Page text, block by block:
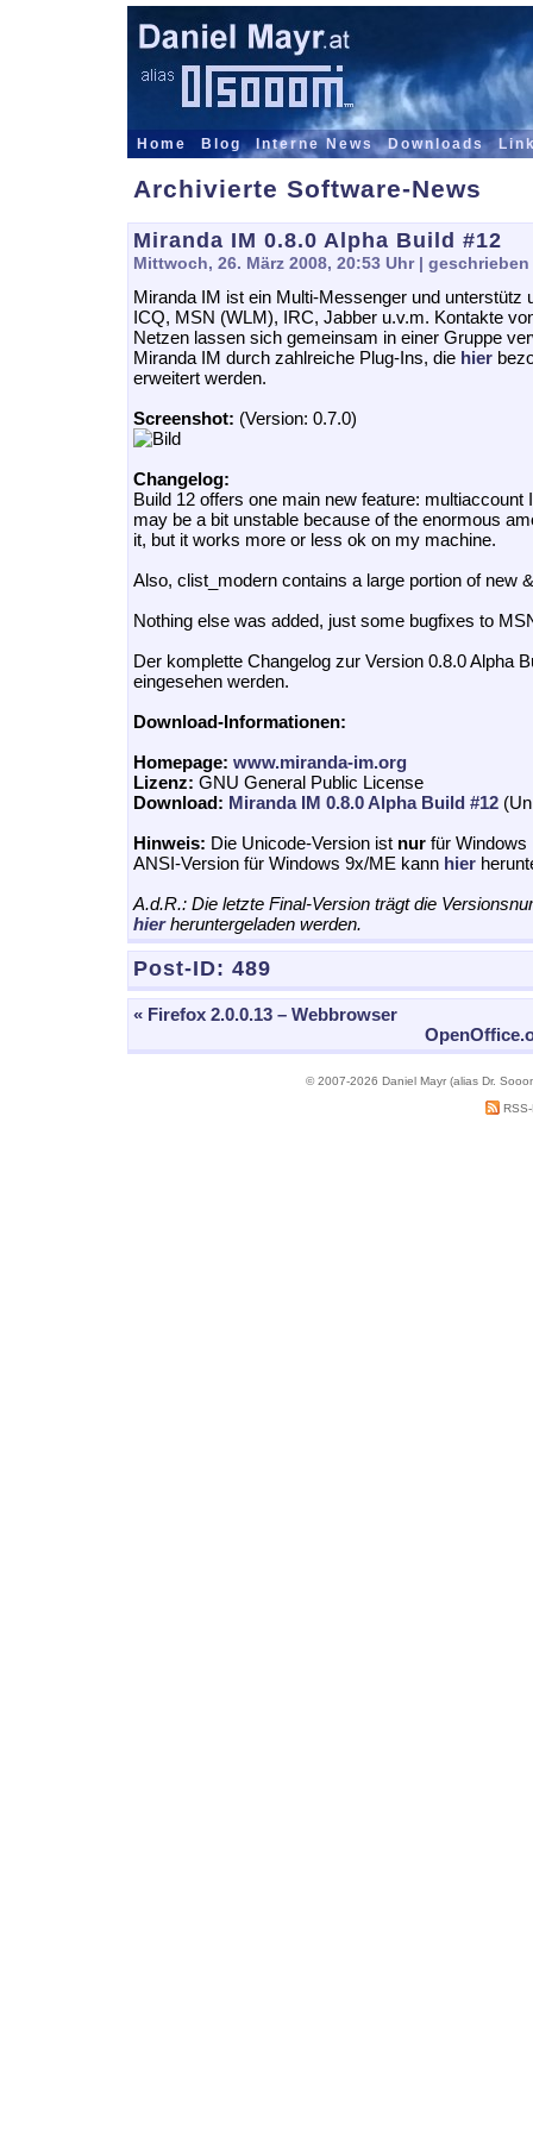
Home Blog Interne News Downloads
Archivierte Software-News
Miranda IM 0.8.0 Alpha Build #12
Mittwoch, 26. März 2008, 20:53 Uhr| geschrieben
Miranda IM ist ein Multi-Messenger und unterstütz
ICQ, MSN (WLM), IRC, Jabber u.v.m. Kontakte
Netzen lassen sich gemeinsam in einer Gruppe
Miranda IM durch zahlreiche Plug-Ins, die hier
erweitert werden.
Screenshot: (Version: 0.7.0)
Changelog:
Build 12 offers one main new feature: multiaccount
may be a bit unstable because of the enormous
it, but it works more or less ok on my machine.
Also, clist_modern contains a large portion of new
Nothing else was added, just some bugfixes to
Der komplette Changelog zur Version 0.8.0 Alpha
eingesehen werden.
Download-Informationen:
Homepage: www.miranda-im.org
Lizenz: GNU General Public License
Download: Miranda IM 0.8.0 Alpha Build #12
Hinweis: Die Unicode-Version ist nur für Windows
ANSI-Version für Windows 9x/ME kann hier
A.d.R.: Die letzte Final-Version trägt die
hierheruntergeladen werden.
Post-ID: 489
« Firefox 2.0.0.13 – Webbrowser
© 2007-2026 Daniel Mayr (alias Dr.